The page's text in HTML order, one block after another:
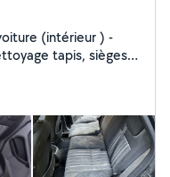
(intérieur ) -
tapis, sièges,
-
neuf